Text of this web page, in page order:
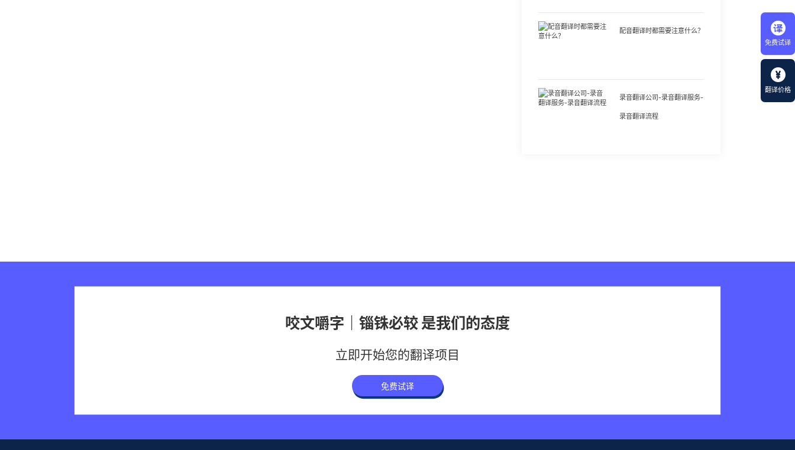
免费试译
翻译价格
配音翻译时都需要注意什么？
录音翻译公司-录音翻译服务-
录音翻译流程
咬文嚼字｜锱铢必较 是我们的态度
立即开始您的翻译项目
免费试译